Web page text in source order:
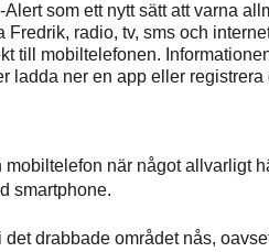
som ett nytt sätt att varna
radio, tv, sms och
till mobiltelefonen.
ladda ner en app eller
mobiltelefon när något allvarligt
smartphone.
drabbade området nås,